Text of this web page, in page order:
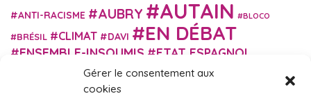
Gérer le consentement aux
cookies
ANTI-RACISME AUBRY AUTAIN BLOCO
BRÉSIL CLIMAT DAVI EN DÉBAT
ENSEMBLE-INSOUMIS ETAT ESPAGNOL
EUROPE EXTRÊME DROITE FASCISME
FRANCE INSOUMISE